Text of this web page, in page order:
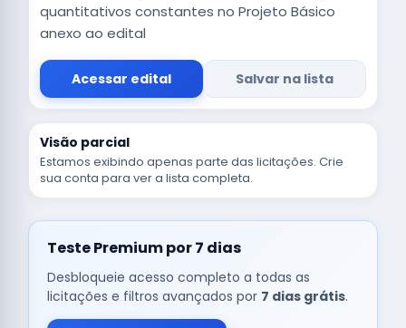
quantitativos constantes no Projeto Básico
anexo ao edital
Acessar edital Salvar na lista
Visão parcial
Estamos exibindo apenas parte das licitações. Crie
sua conta para ver a lista completa.
Teste Premium por 7 dias
Desbloqueie acesso completo a todas as
licitações e filtros avançados por 7 dias grátis.